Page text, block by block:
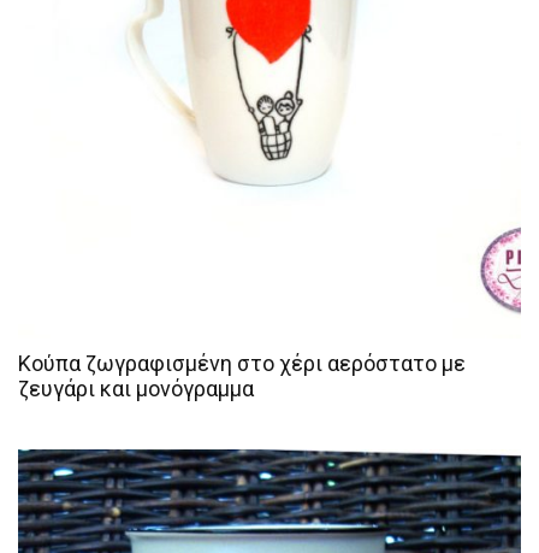
Κούπα ζωγραφισμένη στο χέρι αερόστατο με
ζευγάρι και μονόγραμμα